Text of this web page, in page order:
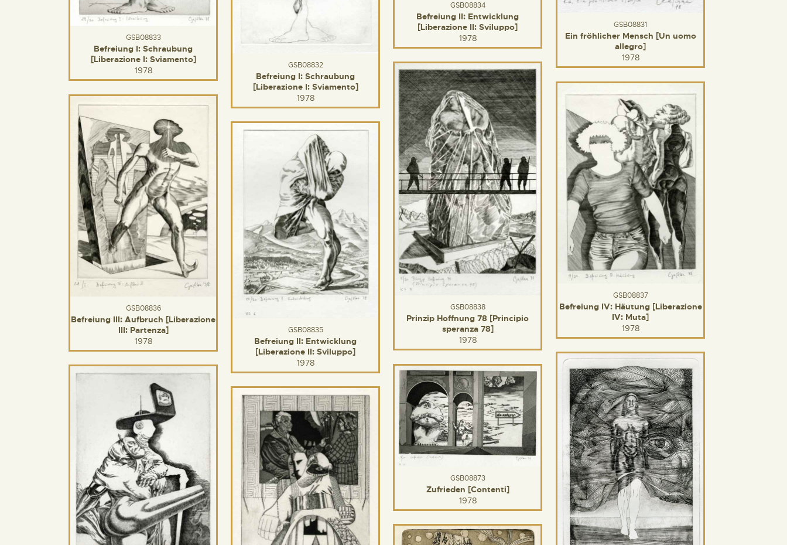
GSB08834
Befreiung II: Entwicklung
[Liberazione II: Sviluppo]
1978
GSB08833
Befreiung I: Schraubung
[Liberazione I: Sviamento]
1978
GSB08832
Befreiung I: Schraubung
[Liberazione I: Sviamento]
1978
GSB08831
Ein fröhlicher Mensch [Un uomo
allegro]
1978
GSB08838
Prinzip Hoffnung 78 [Principio
speranza 78]
1978
GSB08837
Befreiung IV: Häutung [Liberazione
IV: Muta]
1978
GSB08836
Befreiung III: Aufbruch [Liberazione
III: Partenza]
1978
GSB08835
Befreiung II: Entwicklung
[Liberazione II: Sviluppo]
1978
GSB08873
Zufrieden [Contenti]
1978